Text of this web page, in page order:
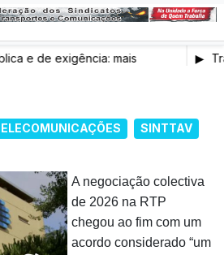
e de exigência: mais
trabalho e mais SNS
SINTTAV
A negociação colectiva
de 2026 na RTP
chegou ao fim com um
acordo considerado “um